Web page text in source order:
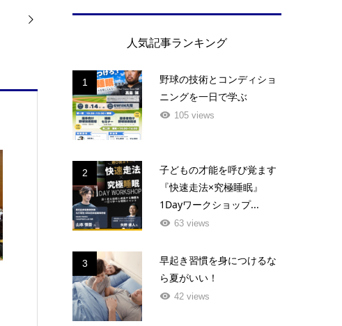
人気記事ランキング
1
野球の技術とコンディショ
ニングを一日で学ぶ
105 views
2
子どもの才能を呼び覚ます
『快速走法×究極睡眠』
1Dayワークショップ...
63 views
3
早起き習慣を身につけるな
ら夏がいい！
42 views